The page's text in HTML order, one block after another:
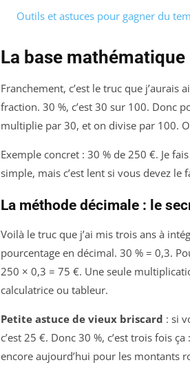
Outils et astuces pour gagner du
La base mathématique
Franchement, c’est le truc que j’aurais
fraction. 30 %, c’est 30 sur 100. Donc
multiplie par 30, et on divise par 100.
Exemple concret : 30 % de 250 €. Je
simple, mais c’est lent si vous devez
La méthode décimale : le
Voilà le truc que j’ai mis trois ans à
pourcentage en décimal. 30 % = 0,3.
250 × 0,3 = 75 €. Une seule
calculatrice ou tableur.
Petite astuce de vieux briscard : si
c’est 25 €. Donc 30 %, c’est trois fois
encore aujourd’hui pour les montants